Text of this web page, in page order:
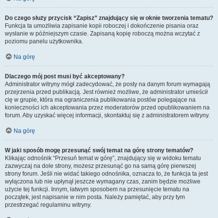
Do czego służy przycisk “Zapisz” znajdujący się w oknie tworzenia tematu?
Funkcja ta umożliwia zapisanie kopii roboczej i dokończenie pisania oraz
wysłanie w późniejszym czasie. Zapisaną kopię roboczą można wczytać z
poziomu panelu użytkownika.
Na górę
Dlaczego mój post musi być akceptowany?
Administrator witryny mógł zadecydować, że posty na danym forum wymagają
przejrzenia przed publikacją. Jest również możliwe, że administrator umieścił
cię w grupie, która ma ograniczenia publikowania postów polegające na
konieczności ich akceptowania przez moderatorów przed opublikowaniem na
forum. Aby uzyskać więcej informacji, skontaktuj się z administratorem witryny.
Na górę
W jaki sposób mogę przesunąć swój temat na górę strony tematów?
Klikając odnośnik “Przesuń temat w górę”, znajdujący się w widoku tematu
zazwyczaj na dole strony, możesz przesunąć go na samą górę pierwszej
strony forum. Jeśli nie widać takiego odnośnika, oznacza to, że funkcja ta jest
wyłączona lub nie upłynął jeszcze wymagany czas, zanim będzie możliwe
użycie tej funkcji. Innym, łatwym sposobem na przesunięcie tematu na
początek, jest napisanie w nim posta. Należy pamiętać, aby przy tym
przestrzegać regulaminu witryny.